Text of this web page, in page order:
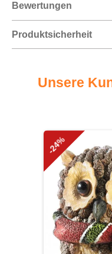
Bewertungen
Produktsicherheit
Unsere
Produktgalerie
-24%